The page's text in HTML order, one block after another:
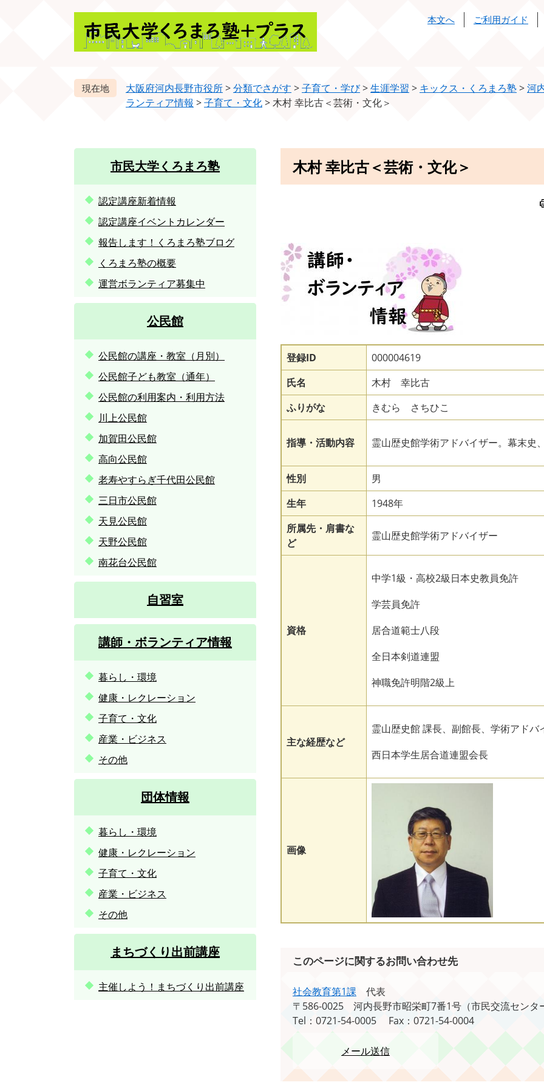
本文へ ご利用ガイド
大阪府河内長野市役所>分類でさがす >子育て・学び>生涯学習 > キックス・くろまろ塾>河
ランティア情報 >子育て・文化>木村 幸比古＜芸術・文化＞
木村 幸比古＜芸術・文化＞
登録ID
000004619
氏名
木村 幸比古
ふりがな
きむら さちひこ
指導・活動内容 霊山歴史館学術アドバイザー。幕末史
性別
男
生年
1948年
所属先・肩書な
ど
霊山歴史館学術アドバイザー
資格
中学1級・高校2級日本史教員免許
学芸員免許
居合道範士八段
全日本剣道連盟
神職免許明階2級上
主な経歴など
霊山歴史館 課長、副館長、学術アドバ
西日本学生居合道連盟会長
画像
このページに関するお問い合わせ先
社会教育第1課
代表
〒586-0025
河内長野市昭栄町7番1号（市民交流センタ
Tel：0721-54-0005
Fax：0721-54-0004
メール送信
市民大学くろまろ塾
認定講座新着情報
認定講座イベントカレンダー
報告します！くろまろ塾ブログ
くろまろ塾の概要
運営ボランティア募集中
公民館
公民館の講座・教室（月別）
公民館子ども教室（通年）
公民館の利用案内・利用方法
川上公民館
加賀田公民館
高向公民館
老寿やすらぎ千代田公民館
三日市公民館
天見公民館
天野公民館
南花台公民館
自習室
講師・ボランティア情報
暮らし・環境
健康・レクレーション
子育て・文化
産業・ビジネス
その他
団体情報
暮らし・環境
健康・レクレーション
子育て・文化
産業・ビジネス
その他
まちづくり出前講座
主催しよう！まちづくり出前講座